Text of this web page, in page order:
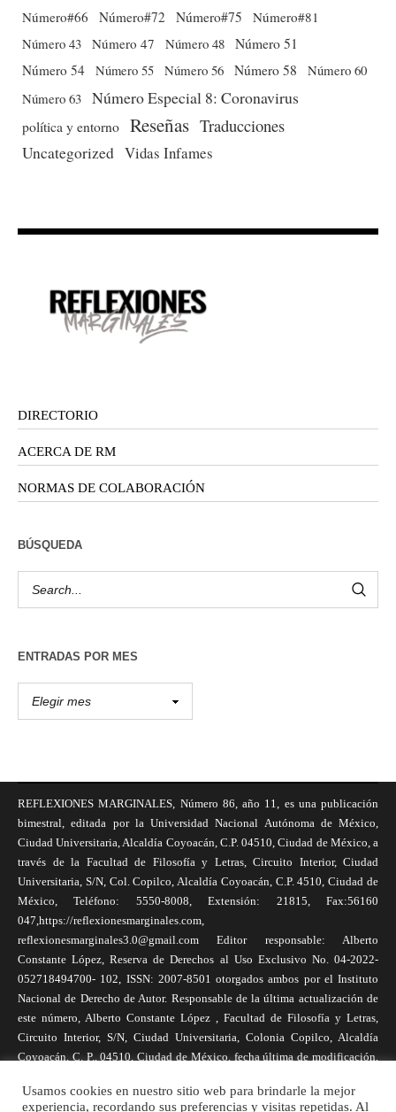
Número#66
Número#72 Número#75
Número#81
Número 43 Número 47 Número 48 Número 51
Número 54 Número 55 Número 56 Número 58
Número 60
Número 63 Número Especial 8: Coronavirus
política y entorno Reseñas Traducciones
Uncategorized Vidas Infames
DIRECTORIO
ACERCA DE RM
NORMAS DE COLABORACIÓN
BÚSQUEDA
ENTRADAS POR MES
REFLEXIONES MARGINALES, Número 86, año 11, es una publicación
bimestral, editada por la Universidad Nacional Autónoma de México,
Ciudad Universitaria, Alcaldía Coyoacán, C.P. 04510, Ciudad de México, a
través de la Facultad de Filosofía y Letras, Circuito Interior, Ciudad
Universitaria, S/N, Col. Copilco, Alcaldía Coyoacán, C.P. 4510, Ciudad de
México, Teléfono: 5550-8008, Extensión: 21815, Fax:56160
047,https://reflexionesmarginales.com,
reflexionesmarginales3.0@gmail.com Editor responsable: Alberto
Constante López, Reserva de Derechos al Uso Exclusivo No. 04-2022-
052718494700- 102, ISSN: 2007-8501 otorgados ambos por el Instituto
Nacional de Derecho de Autor. Responsable de la última actualización de
este número, Alberto Constante López , Facultad de Filosofía y Letras,
Circuito Interior, S/N, Ciudad Universitaria, Colonia Copilco, Alcaldía
Coyoacán, C. P., 04510, Ciudad de México, fecha última de modificación,
necesariamente reflejan la postura de la revista, ni de Universidad Nacional
Usamos cookies en nuestro sitio web para brindarle la mejor
experiencia, recordando sus preferencias y visitas repetidas. Al